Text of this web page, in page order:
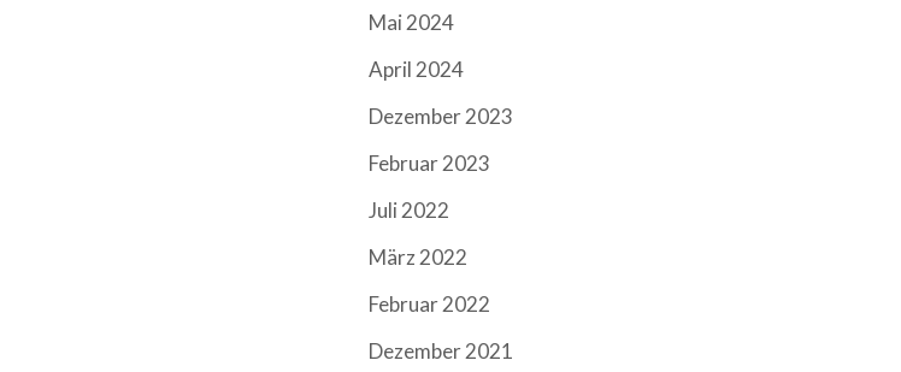
Mai 2024
April 2024
Dezember 2023
Februar 2023
Juli 2022
März 2022
Februar 2022
Dezember 2021